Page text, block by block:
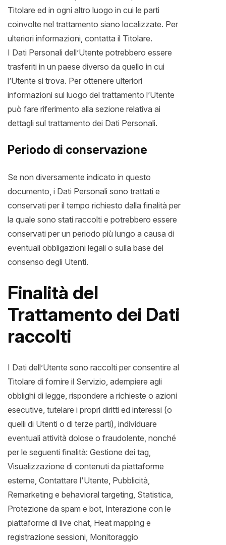
Titolare ed in ogni altro luogo in cui le parti
coinvolte nel trattamento siano localizzate. Per
ulteriori informazioni, contatta il Titolare.
I Dati Personali dell’Utente potrebbero essere
trasferiti in un paese diverso da quello in cui
l’Utente si trova. Per ottenere ulteriori
informazioni sul luogo del trattamento l’Utente
può fare riferimento alla sezione relativa ai
dettagli sul trattamento dei Dati Personali.
Periodo di conservazione
Se non diversamente indicato in questo
documento, i Dati Personali sono trattati e
conservati per il tempo richiesto dalla finalità per
la quale sono stati raccolti e potrebbero essere
conservati per un periodo più lungo a causa di
eventuali obbligazioni legali o sulla base del
consenso degli Utenti.
Finalità del
Trattamento dei Dati
raccolti
I Dati dell’Utente sono raccolti per consentire al
Titolare di fornire il Servizio, adempiere agli
obblighi di legge, rispondere a richieste o azioni
esecutive, tutelare i propri diritti ed interessi (o
quelli di Utenti o di terze parti), individuare
eventuali attività dolose o fraudolente, nonché
per le seguenti finalità: Gestione dei tag,
Visualizzazione di contenuti da piattaforme
esterne, Contattare l'Utente, Pubblicità,
Remarketing e behavioral targeting, Statistica,
Protezione da spam e bot, Interazione con le
piattaforme di live chat, Heat mapping e
registrazione sessioni, Monitoraggio